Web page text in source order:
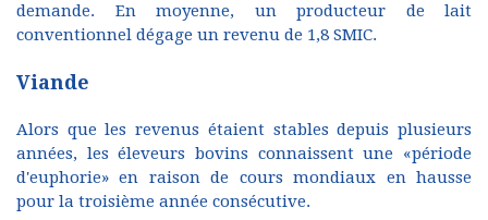
demande. En moyenne, un producteur de lait
conventionnel dégage un revenu de 1,8 SMIC.
Viande
Alors que les revenus étaient stables depuis plusieurs
années, les éleveurs bovins connaissent une «période
d'euphorie» en raison de cours mondiaux en hausse
pour la troisième année consécutive.